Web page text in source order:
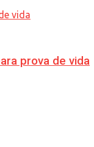
prova de vida